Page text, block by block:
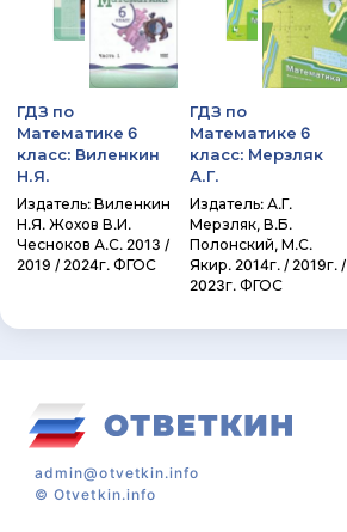
ГДЗ по
Математике 6
класс: Виленкин
Н.Я.
Издатель: Виленкин
Н.Я. Жохов В.И.
Чесноков А.С. 2013 /
2019 / 2024г. ФГОС
ГДЗ по
Математике 6
класс: Мерзляк
А.Г.
Издатель: А.Г.
Мерзляк, В.Б.
Полонский, М.С.
Якир. 2014г. / 2019г. /
2023г. ФГОС
admin@otvetkin.info
©Otvetkin.info